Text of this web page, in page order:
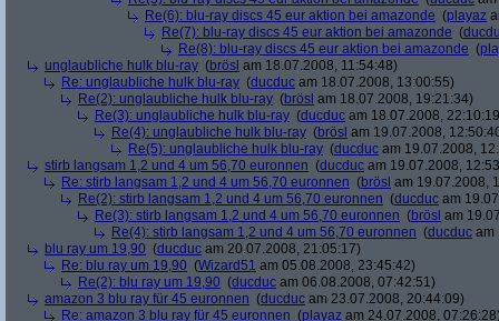
Re(6): blu-ray discs 45 eur aktion bei amazonde (playaz
Re(7): blu-ray discs 45 eur aktion bei amazonde (
Re(8): blu-ray discs 45 eur aktion bei amazonde (
unglaubliche hulk blu-ray (brösl am 18.07.2008, 11:54:48)
Re: unglaubliche hulk blu-ray (ducduc am 18.07.2008, 13:00:55)
Re(2): unglaubliche hulk blu-ray (brösl am 18.07.2008, 19:21:34)
Re(3): unglaubliche hulk blu-ray (ducduc am 18.07.2008,
Re(4): unglaubliche hulk blu-ray (brösl am 19.07.2008,
Re(5): unglaubliche hulk blu-ray (ducduc am 19.07.2008,
stirb langsam 1,2 und 4 um 56,70 euronnen (ducduc am 19.07.2008,
Re: stirb langsam 1,2 und 4 um 56,70 euronnen (brösl am 19.07.2008,
Re(2): stirb langsam 1,2 und 4 um 56,70 euronnen (ducduc am
Re(3): stirb langsam 1,2 und 4 um 56,70 euronnen (brösl am
Re(4): stirb langsam 1,2 und 4 um 56,70 euronnen (ducduc am
blu ray um 19,90 (ducduc am 20.07.2008, 21:05:17)
Re: blu ray um 19,90 (Wizard51 am 05.08.2008, 23:45:42)
Re(2): blu ray um 19,90 (ducduc am 06.08.2008, 07:42:51)
amazon 3 blu ray für 45 euronnen (ducduc am 23.07.2008, 20:44:09)
Re: amazon 3 blu ray für 45 euronnen (playaz am 24.07.2008,